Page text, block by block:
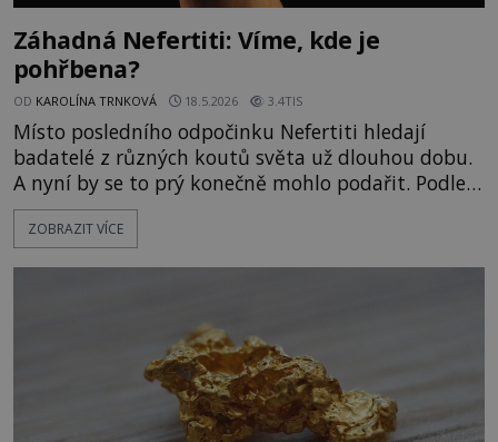
Záhadná Nefertiti: Víme, kde je
pohřbena?
OD KAROLÍNA TRNKOVÁ 18.5.2026 3.4TIS
Místo posledního odpočinku Nefertiti hledají
badatelé z různých koutů světa už dlouhou dobu.
A nyní by se to prý konečně mohlo podařit. Podle
nejnovějších poznatků byla totiž slavná kráska
pohřbena jen několik kroků od svého nevlastního
ZOBRAZIT VÍCE